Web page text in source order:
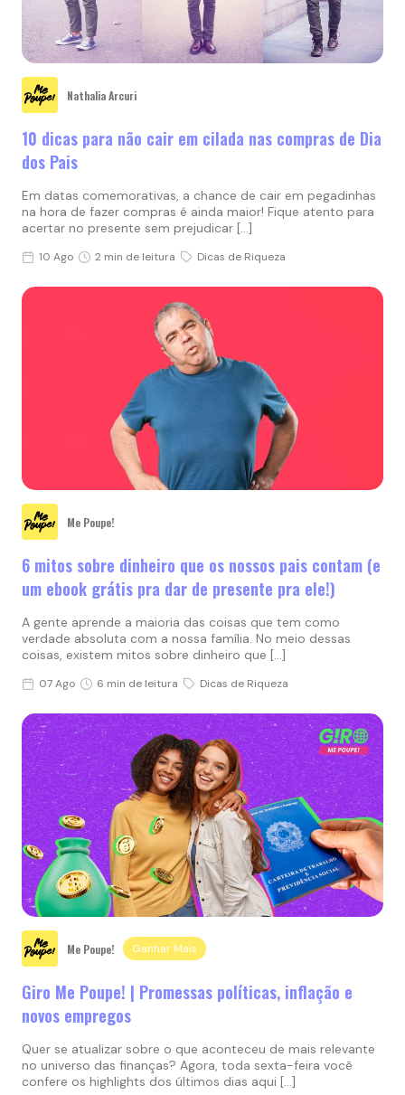
Nathalia Arcuri
10 dicas para não cair em cilada nas compras de Dia
dos Pais
Em datas comemorativas, a chance de cair em pegadinhas
na hora de fazer compras é ainda maior! Fique atento para
acertar no presente sem prejudicar […]
10 Ago 2 min de leitura Dicas de Riqueza
Me Poupe!
6 mitos sobre dinheiro que os nossos pais contam (e
um ebook grátis pra dar de presente pra ele!)
A gente aprende a maioria das coisas que tem como
verdade absoluta com a nossa família. No meio dessas
coisas, existem mitos sobre dinheiro que […]
07 Ago 6 min de leitura Dicas de Riqueza
Me Poupe! Ganhar Mais
Giro Me Poupe! | Promessas políticas, inflação e
novos empregos
Quer se atualizar sobre o que aconteceu de mais relevante
no universo das finanças? Agora, toda sexta-feira você
confere os highlights dos últimos dias aqui […]